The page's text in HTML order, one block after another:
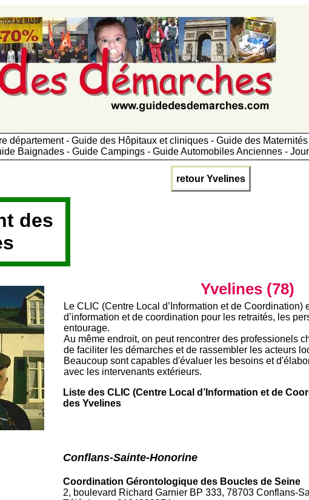
département - Guide des Hôpitaux et cliniques - Guide des
Baignades - Guide Campings - Guide Automobiles Anciennes -
retour Yvelines
des
Yvelines (78)
Le CLIC (Centre Local d’Information et de Coordination)
d’information et de coordination pour les retraités, les
entourage.
Au même endroit, on peut rencontrer des professionels
de faciliter les démarches et de rassembler les acteurs
Beaucoup sont capables d'évaluer les besoins et
avec les intervenants extérieurs.
Liste des CLIC (Centre Local d’Information et de
des Yvelines
Conflans-Sainte-Honorine
Coordination Gérontologique des Boucles de Seine
2, boulevard Richard Garnier BP 333, 78703 Conflans-